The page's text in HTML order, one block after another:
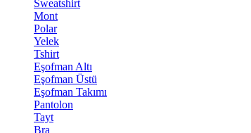
Sweatshirt
Mont
Polar
Yelek
Tshirt
Eşofman Altı
Eşofman Üstü
Eşofman Takımı
Pantolon
Tayt
Bra